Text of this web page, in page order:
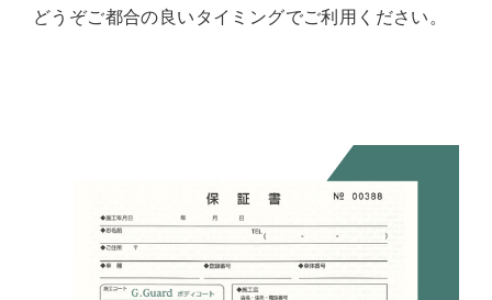
どうぞご都合の良いタイミングでご利用ください。